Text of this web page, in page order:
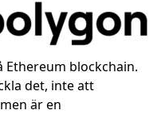
blockchain.
det, inte att
är en